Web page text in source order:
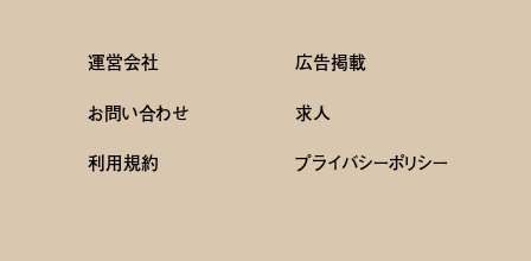
運営会社
広告掲載
お問い合わせ
求人
利用規約 プライバシーポリシー